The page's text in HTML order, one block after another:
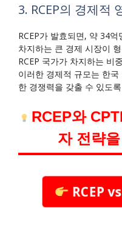
3. RCEP의 경제적
RCEP가 발효되면, 약 34
차지하는 큰 경제 시장이
RCEP 국가가 차지하는 비
이러한 경제적 규모는 한
한 경쟁력을 갖출 수 있도
RCEP와
자 전략
RCEP vs